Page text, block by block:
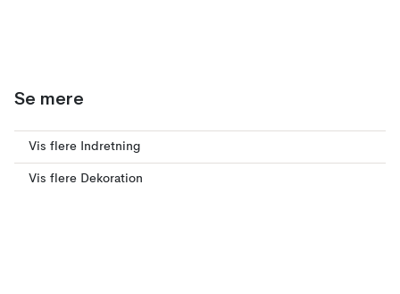
Se mere
Vis flere Indretning
Vis flere Dekoration